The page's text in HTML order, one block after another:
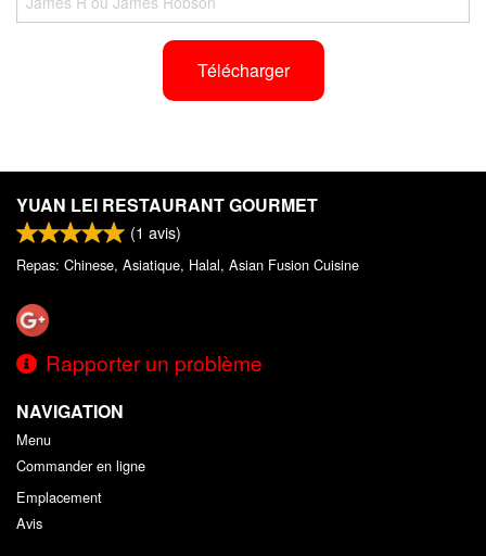
Télécharger
YUAN LEI RESTAURANT GOURMET
(1 avis)
Repas: Chinese, Asiatique, Halal, Asian Fusion Cuisine
Rapporter un problème
NAVIGATION
Menu
Commander en ligne
Emplacement
Avis